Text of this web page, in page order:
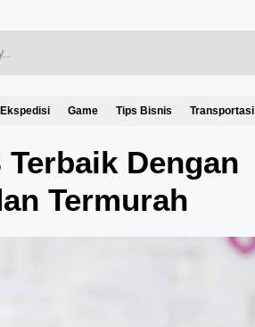
Ekspedisi Game Tips Bisnis Transportasi
Dengan
Termurah